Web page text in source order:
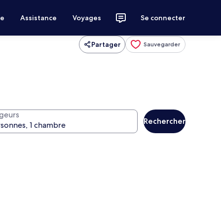
Assistance Voyages Se connecter
Partager Sauvegarder
Rechercher